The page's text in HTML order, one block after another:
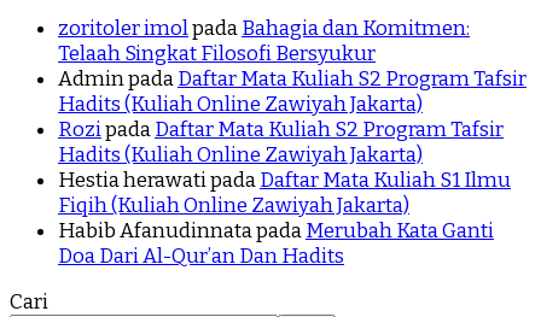
zoritoler imolpadaBahagia dan Komitmen:
Telaah Singkat Filosofi Bersyukur
AdminpadaDaftar Mata Kuliah S2 Program Tafsir
Hadits (Kuliah Online Zawiyah Jakarta)
RozipadaDaftar Mata Kuliah S2 Program Tafsir
Hadits (Kuliah Online Zawiyah Jakarta)
Hestia herawatipadaDaftar Mata Kuliah S1 Ilmu
Fiqih (Kuliah Online Zawiyah Jakarta)
Habib AfanudinnatapadaMerubah Kata Ganti
Doa Dari Al-Qur’an Dan Hadits
Cari